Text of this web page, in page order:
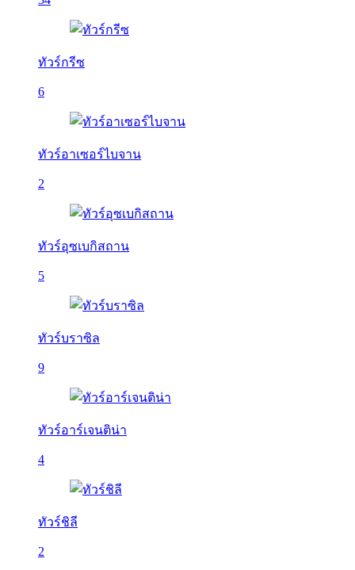
ทัวร์กรีซ
6
ทัวร์อาเซอร์ไบจาน
2
ทัวร์อุซเบกิสถาน
5
ทัวร์บราซิล
9
ทัวร์อาร์เจนติน่า
4
ทัวร์ชิลี
2